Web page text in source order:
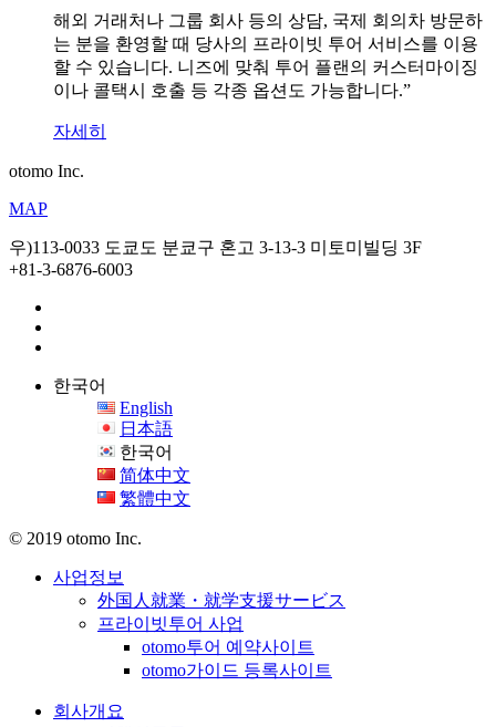
해외 거래처나 그룹 회사 등의 상담, 국제 회의차 방문하
는 분을 환영할 때 당사의 프라이빗 투어 서비스를 이용
할 수 있습니다. 니즈에 맞춰 투어 플랜의 커스터마이징
이나 콜택시 호출 등 각종 옵션도 가능합니다.”
자세히
otomo Inc.
MAP
우)113-0033 도쿄도 분쿄구 혼고 3-13-3 미토미빌딩 3F
+81-3-6876-6003
한국어
English
日本語
한국어
简体中文
繁體中文
© 2019 otomo Inc.
사업정보
外国人就業・就学支援サービス
프라이빗투어 사업
otomo투어 예약사이트
otomo가이드 등록사이트
회사개요